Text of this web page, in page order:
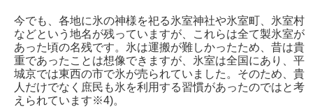
今でも、各地に氷の神様を祀る氷室神社や氷室町、氷室村
などという地名が残っていますが、これらは全て製氷室が
あった頃の名残です。氷は運搬が難しかったため、昔は貴
重であったことは想像できますが、氷室は全国にあり、平
城京では東西の市で氷が売られていました。そのため、貴
人だけでなく庶民も氷を利用する習慣があったのではと考
えられています※4)。